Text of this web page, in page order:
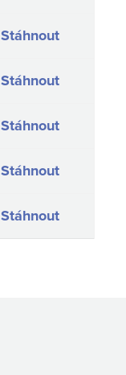
Stáhnout
Stáhnout
Stáhnout
Stáhnout
Stáhnout